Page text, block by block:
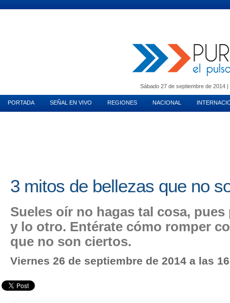
Sábado 27 de septiembre de 2014
PORTADA SEÑAL EN VIVO REGIONES NACIONAL
3 mitos de bellezas que no
Sueles oír no hagas tal cosa, pues
y lo otro. Entérate cómo romper
que no son ciertos.
Viernes 26 de septiembre de 2014 a las